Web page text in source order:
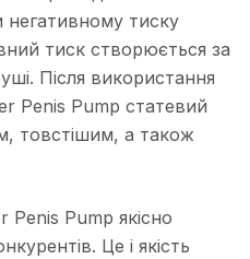
негативному тиску
тиск створюється за
Після використання
Penis Pump статевий
товстішим, а також
Pump якісно
Це і якість